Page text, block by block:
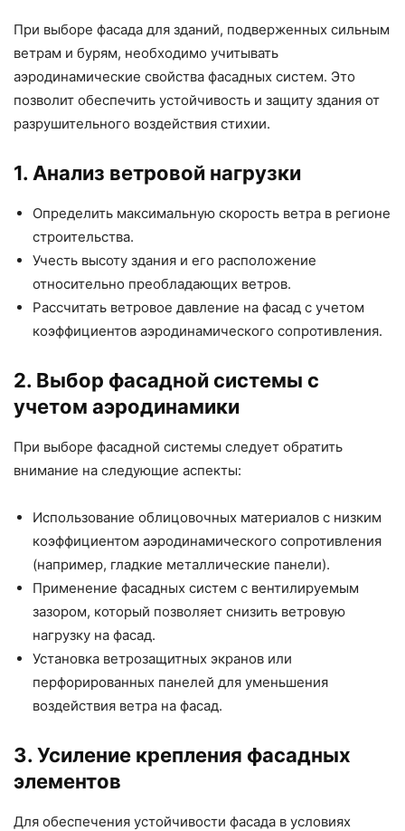
При выборе фасада для зданий, подверженных сильным
ветрам и бурям, необходимо учитывать
аэродинамические свойства фасадных систем. Это
позволит обеспечить устойчивость и защиту здания от
разрушительного воздействия стихии.
1. Анализ ветровой нагрузки
Определить максимальную скорость ветра в регионе
строительства.
Учесть высоту здания и его расположение
относительно преобладающих ветров.
Рассчитать ветровое давление на фасад с учетом
коэффициентов аэродинамического сопротивления.
2. Выбор фасадной системы с
учетом аэродинамики
При выборе фасадной системы следует обратить
внимание на следующие аспекты:
Использование облицовочных материалов с низким
коэффициентом аэродинамического сопротивления
(например, гладкие металлические панели).
Применение фасадных систем с вентилируемым
зазором, который позволяет снизить ветровую
нагрузку на фасад.
Установка ветрозащитных экранов или
перфорированных панелей для уменьшения
воздействия ветра на фасад.
3. Усиление крепления фасадных
элементов
Для обеспечения устойчивости фасада в условиях